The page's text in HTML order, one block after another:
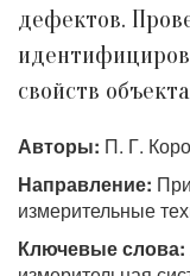
дефектов.
свойств
Авторы: П. Г.
Направление:
измерительные
Ключевые слова: